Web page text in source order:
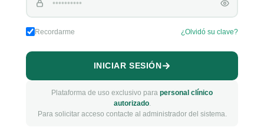
Recordarme ¿Olvidó su clave?
INICIAR SESIÓN
Plataforma de uso exclusivo para personal clínico
autorizado.
Para solicitar acceso contacte al administrador del sistema.